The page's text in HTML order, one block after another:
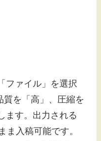
ファイル」を選択
質を「高」、圧縮を
ます。出力される
ま入稿可能です。